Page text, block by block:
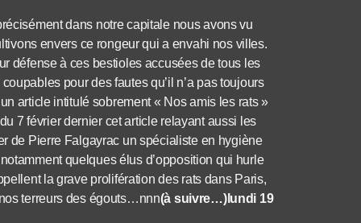
dans notre capitale nous avons vu
envers ce rongeur qui a envahi nos villes.
défense à ces bestioles accusées de tous les
pour des fautes qu’il n’a pas toujours
article intitulé sobrement « Nos amis les rats »
7 février dernier cet article relayant aussi les
de Pierre Falgayrac un spécialiste en hygiène
quelques élus d’opposition qui hurle
la grave prolifération des rats dans Paris,
terreurs des égouts…nnn(à suivre…)lundi 19